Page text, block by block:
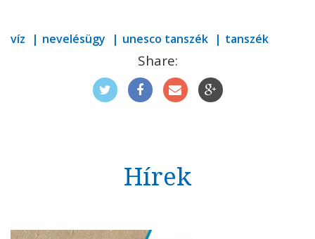
víz nevelésügy unesco tanszék tanszék
Share:
Hírek